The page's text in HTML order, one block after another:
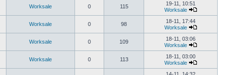
Worksale 0 115
19-11, 10:51
Worksale
Worksale 0 98
18-11, 17:44
Worksale
Worksale 0 109
18-11, 03:06
Worksale
Worksale 0 113
18-11, 03:00
Worksale